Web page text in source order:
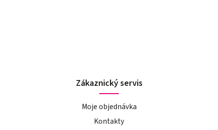
Zákaznický servis
Moje objednávka
Kontakty